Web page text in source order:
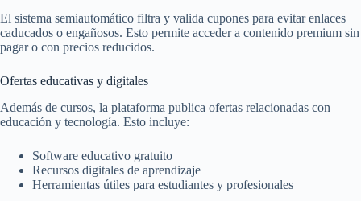
El sistema semiautomático filtra y valida cupones para evitar enlaces
caducados o engañosos. Esto permite acceder a contenido premium sin
pagar o con precios reducidos.
Ofertas educativas y digitales
Además de cursos, la plataforma publica ofertas relacionadas con
educación y tecnología. Esto incluye:
Software educativo gratuito
Recursos digitales de aprendizaje
Herramientas útiles para estudiantes y profesionales